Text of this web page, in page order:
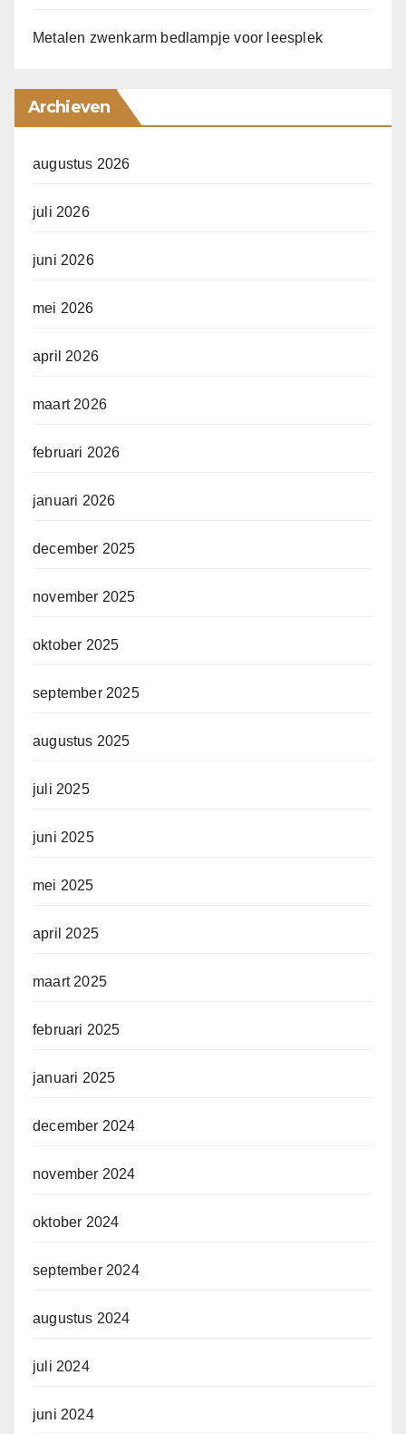
Metalen zwenkarm bedlampje voor leesplek
Archieven
augustus 2026
juli 2026
juni 2026
mei 2026
april 2026
maart 2026
februari 2026
januari 2026
december 2025
november 2025
oktober 2025
september 2025
augustus 2025
juli 2025
juni 2025
mei 2025
april 2025
maart 2025
februari 2025
januari 2025
december 2024
november 2024
oktober 2024
september 2024
augustus 2024
juli 2024
juni 2024